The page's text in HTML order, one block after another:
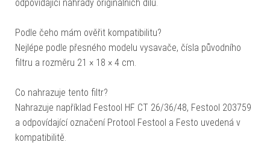
odpovídající náhrady originálních dílů.
Podle čeho mám ověřit kompatibilitu?
Nejlépe podle přesného modelu vysavače, čísla původního
filtru a rozměru 21 × 18 × 4 cm.
Co nahrazuje tento filtr?
Nahrazuje například Festool HF CT 26/36/48, Festool 203759
a odpovídající označení Protool Festool a Festo uvedená v
kompatibilitě.